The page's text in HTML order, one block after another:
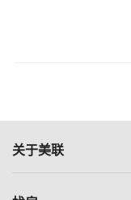
关于美联